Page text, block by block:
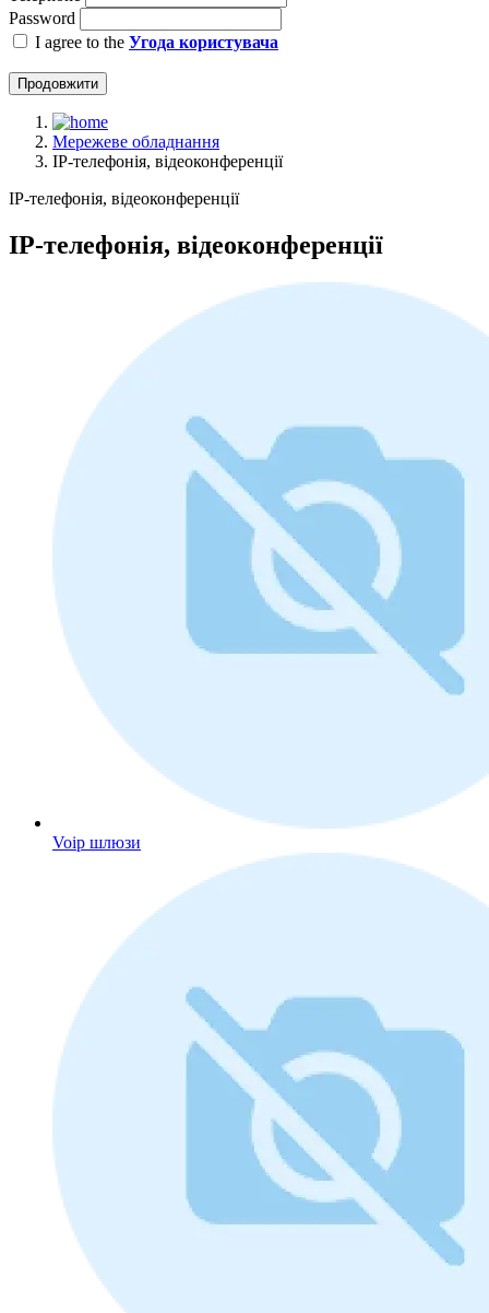
Password
I agree to the Угода користувача
Продовжити
Мережеве обладнання
IP-телефонія, відеоконференції
IP-телефонія, відеоконференції
IP-телефонія, відеоконференції
Voip шлюзи